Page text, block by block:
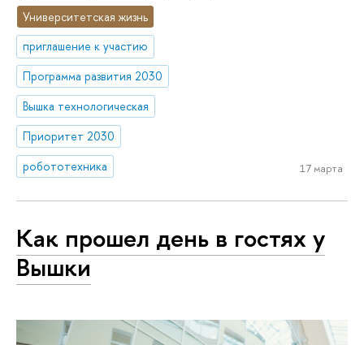
Университетская жизнь
приглашение к участию
Программа развития 2030
Вышка технологическая
Приоритет 2030
робототехника
17 марта
Как прошел день в гостях у
Вышки